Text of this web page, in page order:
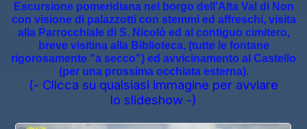
Escursione pomeridiana nel borgo dell'Alta Val di Non
con visione di palazzotti con stemmi ed affreschi, visita
alla Parrocchiale di S. Nicolò ed al contiguo cimitero,
breve visitina alla Biblioteca, (tutte le fontane
rigorosamente "a secco") ed avvicinamento al Castello
(per una prossima occhiata esterna).
(- Clicca su qualsiasi immagine per avviare
lo slideshow -)